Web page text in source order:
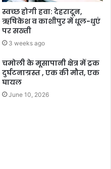
स्वच्छ होगी हवा: देहरादून,
ऋषिकेश व काशीपुर में धूल-धुएं
पर सख्ती
3 weeks ago
चमोली के मूसापानी क्षेत्र में ट्रक
दुर्घटनाग्रस्त , एक की मौत, एक
घायल
June 10, 2026